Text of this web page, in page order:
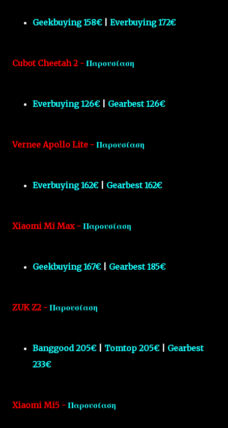
Geekbuying 158€| Everbuying 172€
Cubot Cheetah 2 - Παρουσίαση
Everbuying 126€| Gearbest 126€
Vernee Apollo Lite - Παρουσίαση
Everbuying 162€| Gearbest 162€
Xiaomi Mi Max - Παρουσίαση
Geekbuying 167€| Gearbest 185€
ZUK Z2 - Παρουσίαση
Banggood 205€| Tomtop 205€| Gearbest
233€
Xiaomi Mi5 - Παρουσίαση